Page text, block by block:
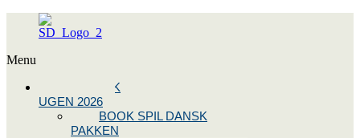
Menu
SPIL DANSK
UGEN 2026
BOOK SPIL DANSK
PAKKEN